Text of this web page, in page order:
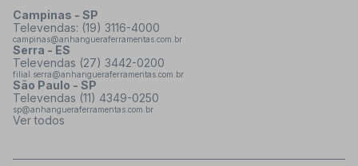
Campinas - SP
Televendas: (19) 3116-4000
campinas@anhangueraferramentas.com.br
Serra - ES
Televendas (27) 3442-0200
filial.serra@anhangueraferramentas.com.br
São Paulo - SP
Televendas (11) 4349-0250
sp@anhangueraferramentas.com.br
Ver todos